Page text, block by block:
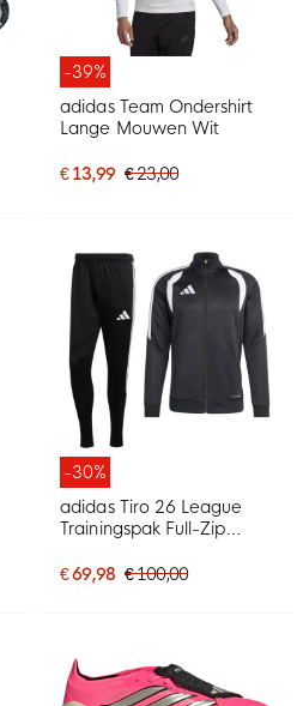
-39%
adidas Team Ondershirt
Lange Mouwen Wit
€ 13,99 € 23,00
-30%
adidas Tiro 26 League
Trainingspak Full-Zip
€ 69,98 € 100,00